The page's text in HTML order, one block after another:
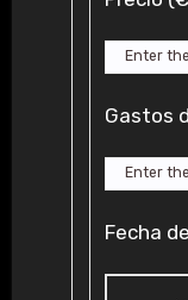
Gastos
Fecha